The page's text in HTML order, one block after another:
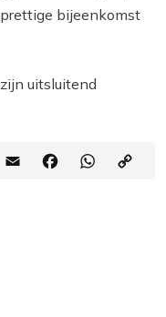
bijeenkomst
uitsluitend